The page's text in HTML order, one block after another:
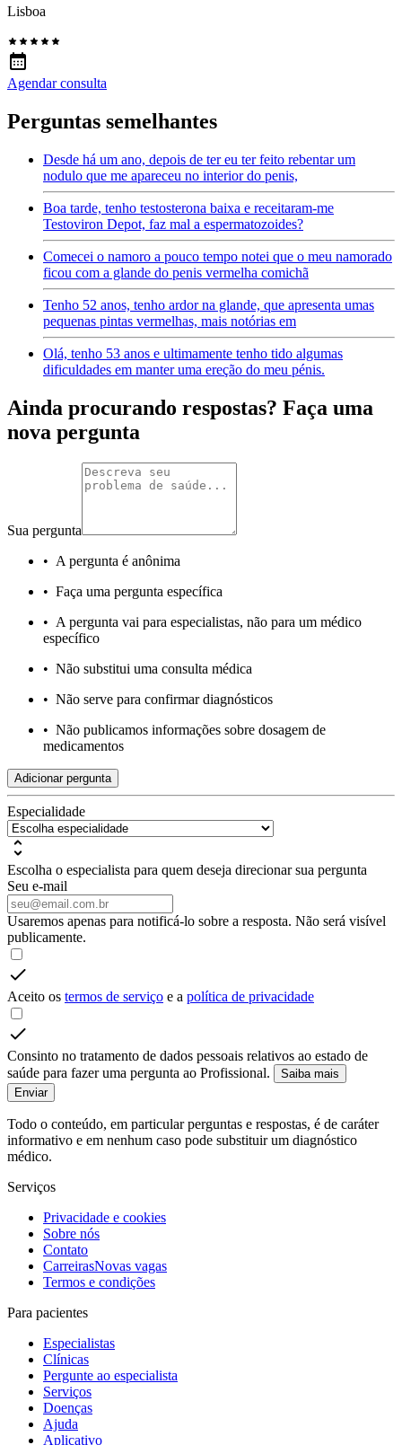
Lisboa
Agendar consulta
Perguntas semelhantes
Desde há um ano, depois de ter eu ter feito rebentar um
nodulo que me apareceu no interior do penis,
Boa tarde, tenho testosterona baixa e receitaram-me
Testoviron Depot, faz mal a espermatozoides?
Comecei o namoro a pouco tempo notei que o meu namorado
ficou com a glande do penis vermelha comichã
Tenho 52 anos, tenho ardor na glande, que apresenta umas
pequenas pintas vermelhas, mais notórias em
Olá, tenho 53 anos e ultimamente tenho tido algumas
dificuldades em manter uma ereção do meu pénis.
Ainda procurando respostas? Faça uma
nova pergunta
Sua pergunta
• A pergunta é anônima
• Faça uma pergunta específica
• A pergunta vai para especialistas, não para um médico
específico
• Não substitui uma consulta médica
• Não serve para confirmar diagnósticos
• Não publicamos informações sobre dosagem de
medicamentos
Adicionar pergunta
Especialidade
Escolha o especialista para quem deseja direcionar sua pergunta
Seu e-mail
Usaremos apenas para notificá-lo sobre a resposta. Não será visível
publicamente.
Aceito os termos de serviço e a política de privacidade
Consinto no tratamento de dados pessoais relativos ao estado de
saúde para fazer uma pergunta ao Profissional.
Saiba mais
Enviar
Todo o conteúdo, em particular perguntas e respostas, é de caráter
informativo e em nenhum caso pode substituir um diagnóstico
médico.
Serviços
Privacidade e cookies
Sobre nós
Contato
CarreirasNovas vagas
Termos e condições
Para pacientes
Especialistas
Clínicas
Pergunte ao especialista
Serviços
Doenças
Ajuda
Aplicativo